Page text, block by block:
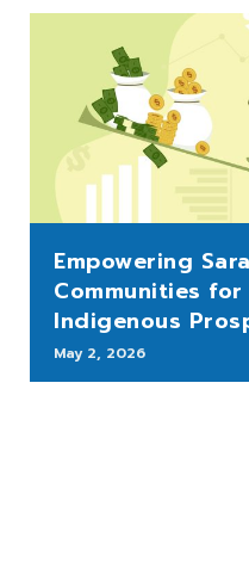
Empowering
Communities
Indigenous
May 2, 2026